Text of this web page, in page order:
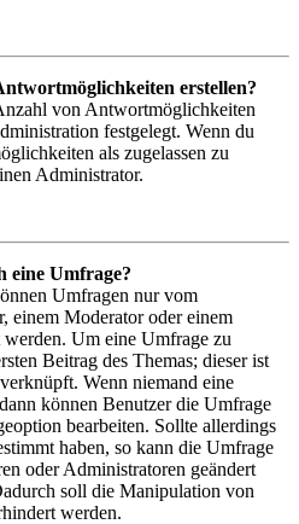
erstellen?
von Antwortmöglichkeiten
festgelegt. Wenn du
als zugelassen zu
Administrator.
eine Umfrage?
Umfragen nur vom
einem Moderator oder einem
Um eine Umfrage zu
Beitrag des Themas; dieser ist
Wenn niemand eine
können Benutzer die Umfrage
bearbeiten. Sollte allerdings
haben, so kann die Umfrage
oder Administratoren geändert
soll die Manipulation von
werden.